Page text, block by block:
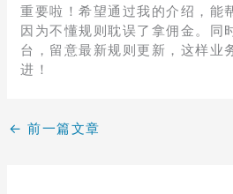
重要啦！希望通过我的介绍，能
因为不懂规则耽误了拿佣金。同
台，留意最新规则更新，这样业
进！
← 前一篇文章